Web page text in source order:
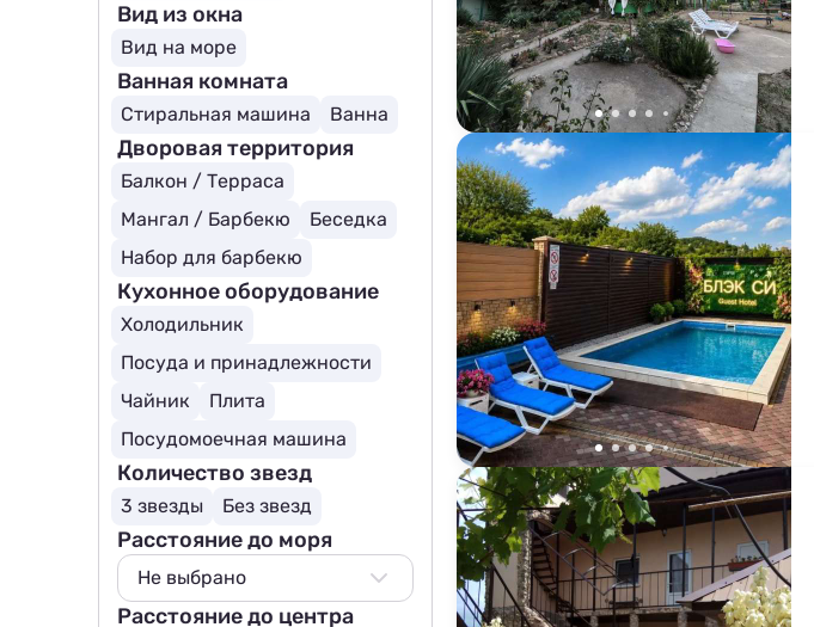
Вид из окна
Вид на море
Ванная комната
Стиральная машина Ванна
Дворовая территория
Балкон / Терраса
Мангал / Барбекю
Беседка
Набор для барбекю
Кухонное оборудование
Холодильник
Посуда и принадлежности
Чайник
Плита
Посудомоечная машина
Количество звезд
3 звезды Без звезд
Расстояние до моря
Не выбрано
Не выбрано
Расстояние до центра